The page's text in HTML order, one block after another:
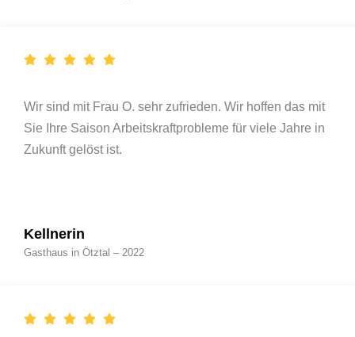
Wir sind mit Frau O. sehr zufrieden. Wir hoffen das mit
Sie Ihre Saison Arbeitskraftprobleme für viele Jahre in
Zukunft gelöst ist.
Kellnerin
Gasthaus in Ötztal – 2022